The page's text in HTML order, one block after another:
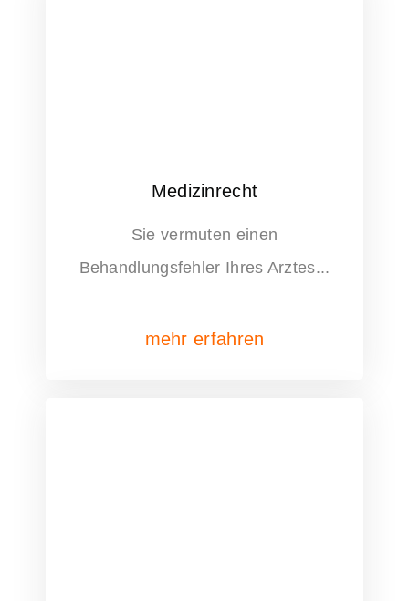
Medizinrecht
Sie vermuten einen
Behandlungsfehler Ihres Arztes...
mehr erfahren